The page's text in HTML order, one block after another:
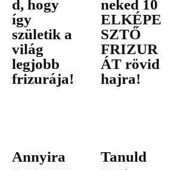
d, hogy
így
születik a
világ
legjobb
frizurája!
neked 10
ELKÉPE
SZTŐ
FRIZUR
ÁT rövid
hajra!
Annyira
Tanuld